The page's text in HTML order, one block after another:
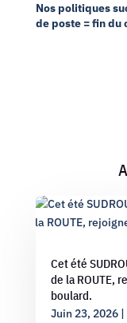
Nos politiques
de poste = fin du
Cet été
de la ROUTE,
boulard.
Juin 23, 2026|